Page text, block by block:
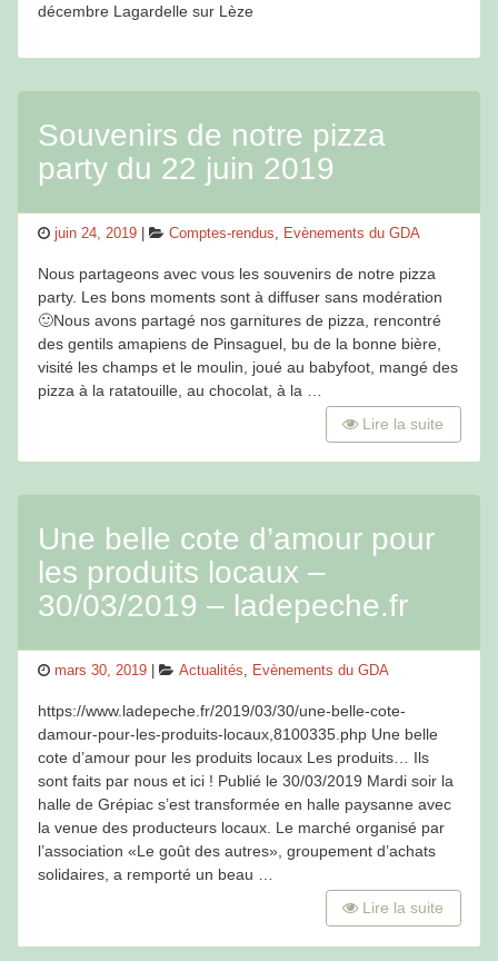
décembre Lagardelle sur Lèze
Souvenirs de notre pizza
party du 22 juin 2019
Posted
juin 24, 2019 Categories
Comptes-rendus Evènements du GDA
Nous partageons avec vous les souvenirs de notre pizza
party. Les bons moments sont à diffuser sans modération
🙂Nous avons partagé nos garnitures de pizza, rencontré
des gentils amapiens de Pinsaguel, bu de la bonne bière,
visité les champs et le moulin, joué au babyfoot, mangé des
pizza à la ratatouille, au chocolat, à la …
Lire la suite
Une belle cote d’amour pour
les produits locaux –
30/03/2019 – ladepeche.fr
Posted
mars 30, 2019 Categories
Actualités Evènements du GDA
https://www.ladepeche.fr/2019/03/30/une-belle-cote-
damour-pour-les-produits-locaux,8100335.php Une belle
cote d’amour pour les produits locaux Les produits… Ils
sont faits par nous et ici ! Publié le 30/03/2019 Mardi soir la
halle de Grépiac s’est transformée en halle paysanne avec
la venue des producteurs locaux. Le marché organisé par
l’association «Le goût des autres», groupement d’achats
solidaires, a remporté un beau …
Lire la suite